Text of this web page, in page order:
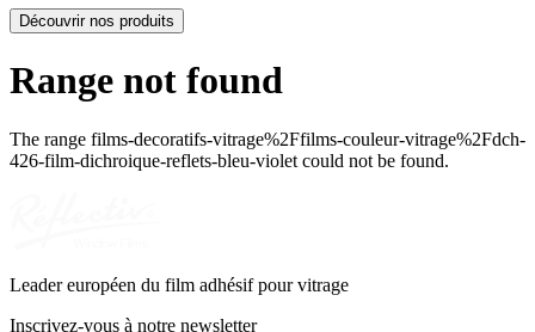
Découvrir nos produits
Range not found
The range films-decoratifs-vitrage%2Ffilms-couleur-vitrage%2Fdch-
426-film-dichroique-reflets-bleu-violet could not be found.
Leader européen du film adhésif pour vitrage
Inscrivez-vous à notre newsletter